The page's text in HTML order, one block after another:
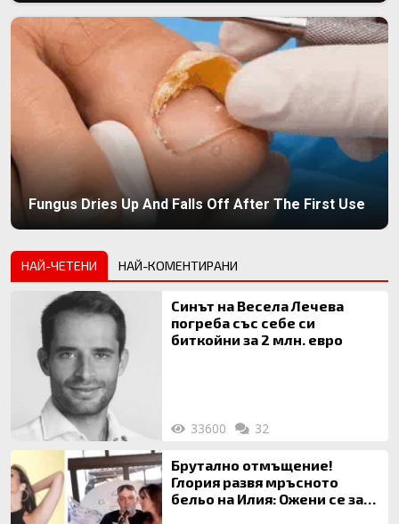
Fungus Dries Up And Falls Off After The First Use
НАЙ-ЧЕТЕНИ НАЙ-КОМЕНТИРАНИ
Синът на Весела Лечева
погреба със себе си
биткойни за 2 млн. евро
33600 32
Брутално отмъщение!
Глория развя мръсното
бельо на Илия: Ожени се за